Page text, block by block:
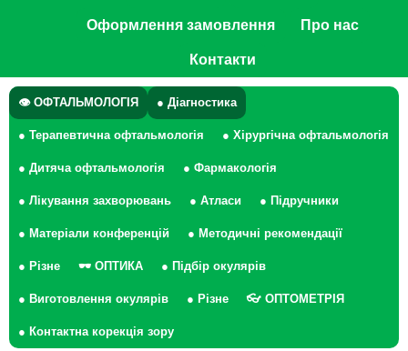
Оформлення замовлення Про нас
Контакти
👁 ОФТАЛЬМОЛОГІЯ ● Діагностика
● Терапевтична офтальмологія ● Хірургічна офтальмологія
● Дитяча офтальмологія ● Фармакологія
● Лікування захворювань ● Атласи ● Підручники
● Матеріали конференцій ● Методичні рекомендації
● Різне 🕶 ОПТИКА ● Підбір окулярів
● Виготовлення окулярів ● Різне 👓 ОПТОМЕТРІЯ
● Контактна корекція зору